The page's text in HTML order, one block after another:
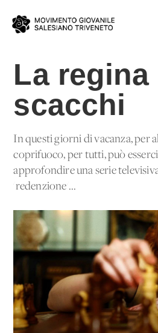
La
scacchi
In questi giorni di vacanza, per
coprifuoco, per tutti, può
approfondire una serie
'redenzione'...